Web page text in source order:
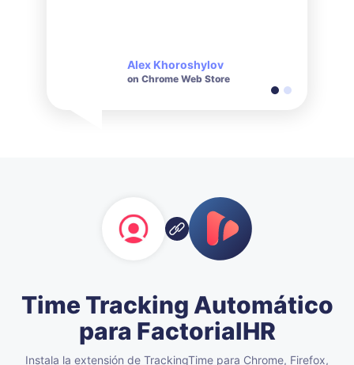
Alex Khoroshylov
on Chrome Web Store
Salvador Carranza
on Chrome Web Store
Time Tracking Automático
para FactorialHR
Instala la extensión de TrackingTime para Chrome, Firefox,